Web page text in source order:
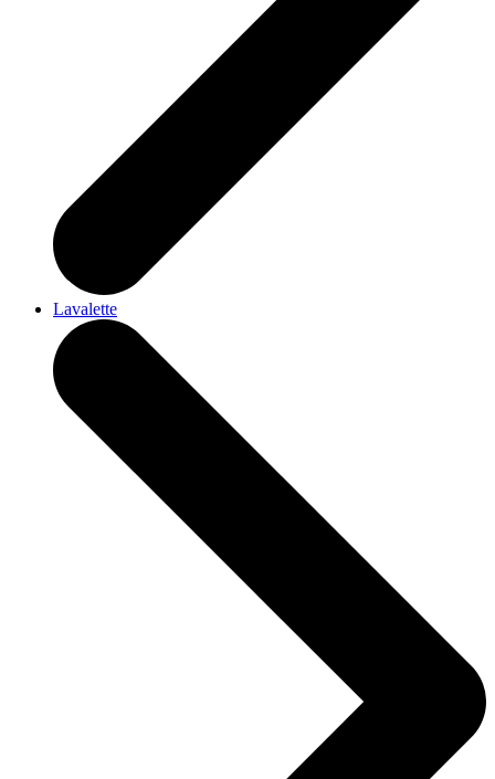
Lavalette